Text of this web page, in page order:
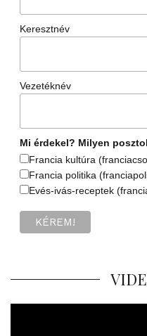
Keresztnév
Vezetéknév
Mi érdekel? Milyen
Francia kultúra
Francia politika
Evés-ivás-receptek